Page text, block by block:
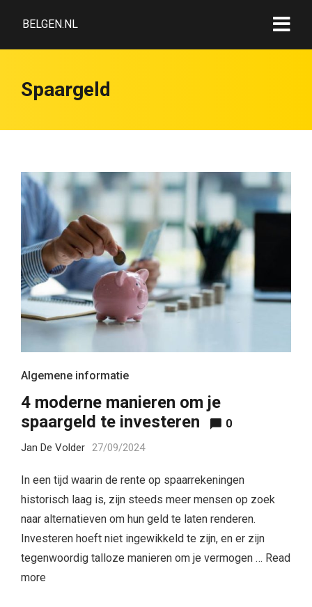
BELGEN.NL
Spaargeld
Algemene informatie
4 moderne manieren om je
spaargeld te investeren
0
Jan De Volder 27/09/2024
In een tijd waarin de rente op spaarrekeningen
historisch laag is, zijn steeds meer mensen op zoek
naar alternatieven om hun geld te laten renderen.
Investeren hoeft niet ingewikkeld te zijn, en er zijn
tegenwoordig talloze manieren om je vermogen … Read
more